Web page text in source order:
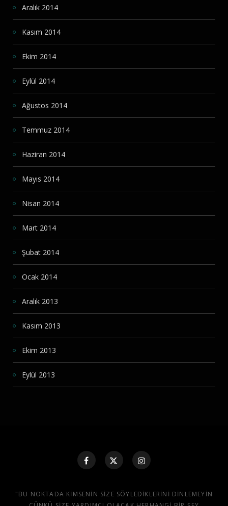
Aralık 2014
Kasım 2014
Ekim 2014
Eylül 2014
Ağustos 2014
Temmuz 2014
Haziran 2014
Mayıs 2014
Nisan 2014
Mart 2014
Şubat 2014
Ocak 2014
Aralık 2013
Kasım 2013
Ekim 2013
Eylül 2013
"BU NOKTADA KIMSENIN SIZE SÖYLEDIKLERINI DINLEMEYIN